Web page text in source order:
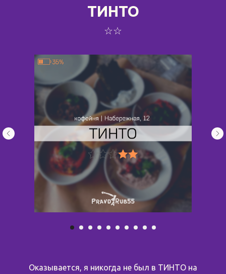
ТИНТО
☆☆
Оказывается, я никогда не был в ТИНТО на